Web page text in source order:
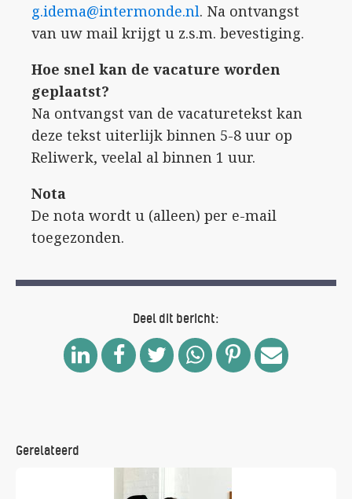
g.idema@intermonde.nl. Na ontvangst
van uw mail krijgt u z.s.m. bevestiging.
Hoe snel kan de vacature worden
geplaatst?
Na ontvangst van de vacaturetekst kan
deze tekst uiterlijk binnen 5-8 uur op
Reliwerk, veelal al binnen 1 uur.
Nota
De nota wordt u (alleen) per e-mail
toegezonden.
Deel dit bericht:
Gerelateerd